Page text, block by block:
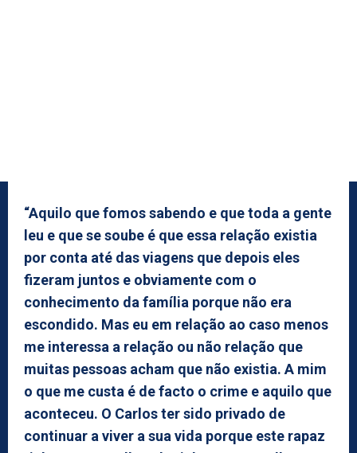
“Aquilo que fomos sabendo e que toda a gente
leu e que se soube é que essa relação existia
por conta até das viagens que depois eles
fizeram juntos e obviamente com o
conhecimento da família porque não era
escondido. Mas eu em relação ao caso menos
me interessa a relação ou não relação que
muitas pessoas acham que não existia. A mim
o que me custa é de facto o crime e aquilo que
aconteceu. O Carlos ter sido privado de
continuar a viver a sua vida porque este rapaz